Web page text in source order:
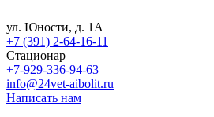
ул. Юности, д. 1А
+7 (391) 2-64-16-11
Стационар
+7-929-336-94-63
info@24vet-aibolit.ru
Написать нам